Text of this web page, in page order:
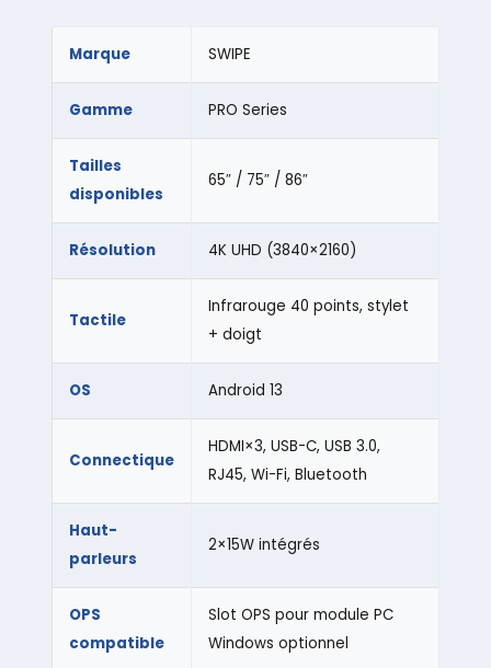
Marque SWIPE
Gamme PRO Series
Tailles
disponibles
65″ / 75″ / 86″
Résolution 4K UHD (3840×2160)
Tactile
Infrarouge 40 points, stylet
+ doigt
OS Android 13
Connectique
HDMI×3, USB-C, USB 3.0,
RJ45, Wi-Fi, Bluetooth
Haut-
parleurs
2×15W intégrés
OPS
compatible
Slot OPS pour module PC
Windows optionnel